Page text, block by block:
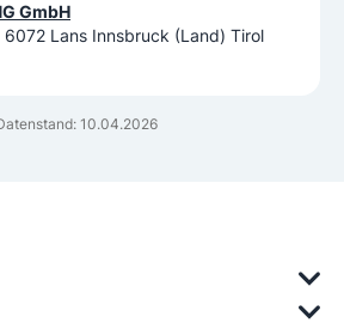
10.04.2026
GmbH
6072 Lans Innsbruck (Land) Tirol